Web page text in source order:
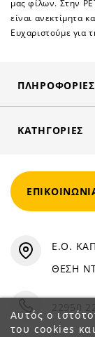
μας φίλων. Στην
είναι ανεκτίμητα
Ευχαριστούμε για
ΠΛΗΡΟΦΟΡΊΕΣ
ΚΑΤΗΓΟΡΊΕΣ
Αυτός ο
του cookies
Ε.Ο.
ΘΕΣΗ
22950